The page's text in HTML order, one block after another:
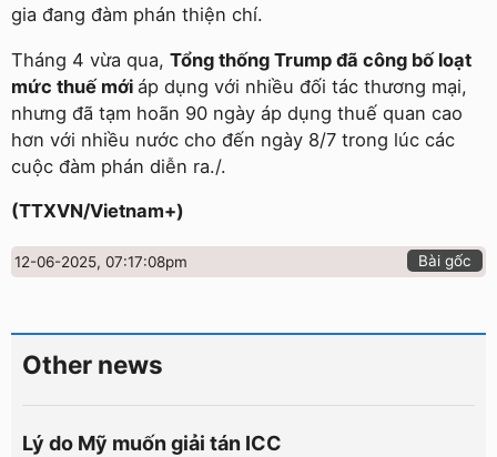
gia đang đàm phán thiện chí.
Tháng 4 vừa qua, Tổng thống Trump đã công bố loạt
mức thuế mới áp dụng với nhiều đối tác thương mại,
nhưng đã tạm hoãn 90 ngày áp dụng thuế quan cao
hơn với nhiều nước cho đến ngày 8/7 trong lúc các
cuộc đàm phán diễn ra./.
(TTXVN/Vietnam+)
12-06-2025, 07:17:08pm Bài gốc
Other news
Lý do Mỹ muốn giải tán ICC